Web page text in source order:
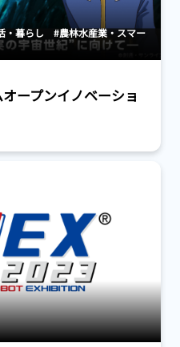
・暮らし
#農林水産業・スマー
ープンイノベーショ